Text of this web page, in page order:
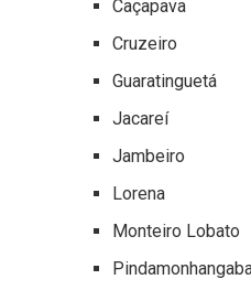
Caçapava
Cruzeiro
Guaratinguetá
Jacareí
Jambeiro
Lorena
Monteiro Lobato